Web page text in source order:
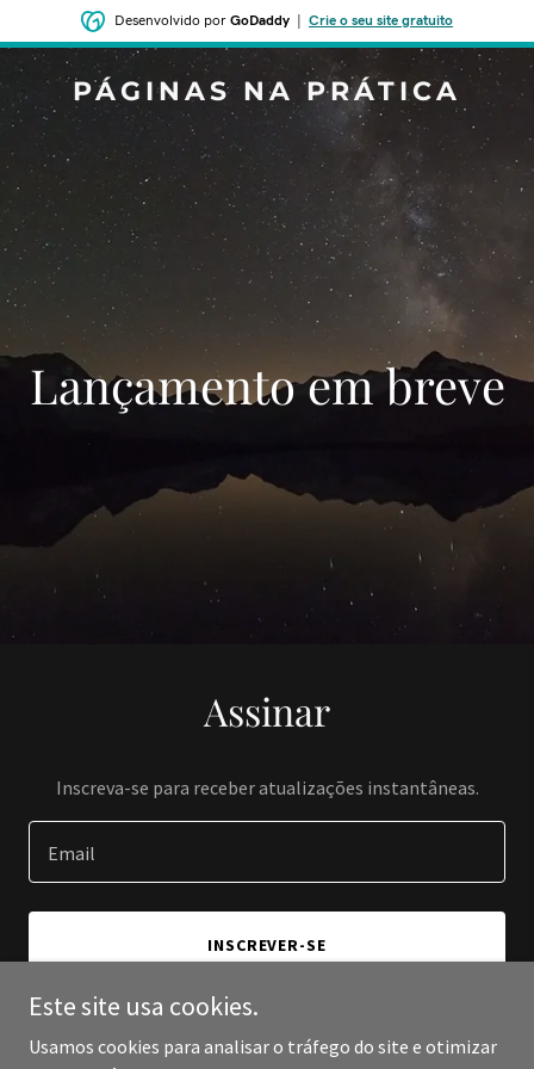
Desenvolvido por GoDaddy Crie o seu site gratuito
PÁGINAS NA PRÁTICA
‌‌Lançamento em breve
Assinar
Inscreva-se para receber atualizações instantâneas.
Email
INSCREVER-SE
Este site usa cookies.
Usamos cookies para analisar o tráfego do site e otimizar